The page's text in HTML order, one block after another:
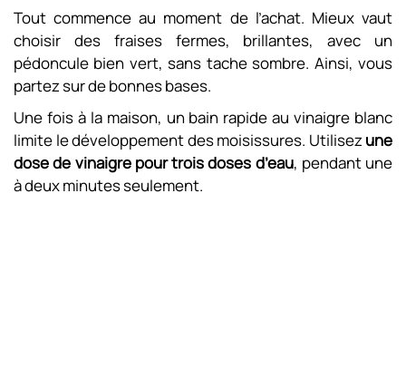
Tout commence au moment de l’achat. Mieux vaut
choisir des fraises fermes, brillantes, avec un
pédoncule bien vert, sans tache sombre. Ainsi, vous
partez sur de bonnes bases.
Une fois à la maison, un bain rapide au vinaigre blanc
limite le développement des moisissures. Utilisezune
dose de vinaigre pour trois doses d’eau, pendant une
à deux minutes seulement.